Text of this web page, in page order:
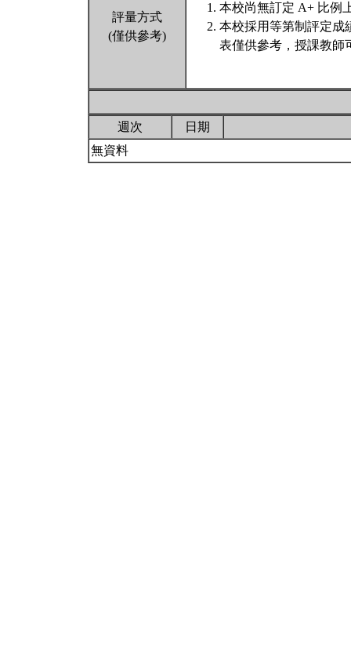
評量方式
(僅供參考)
本校尚無訂定 A+ 比例
本校採用等第制評定成
表僅供參考，授課教師
週次
日期
無資料